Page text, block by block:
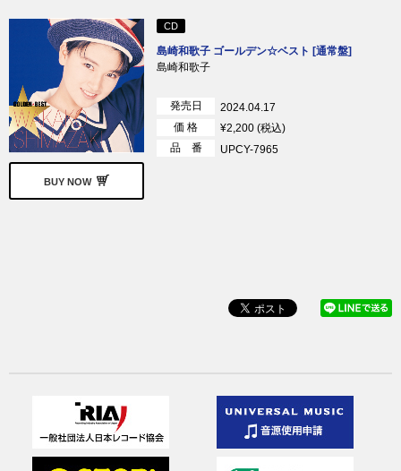
BUY NOW
CD
島崎和歌子 ゴールデン☆ベスト [通常盤]
島崎和歌子
発売日
2024.04.17
価 格
¥2,200 (税込)
品 番
UPCY-7965